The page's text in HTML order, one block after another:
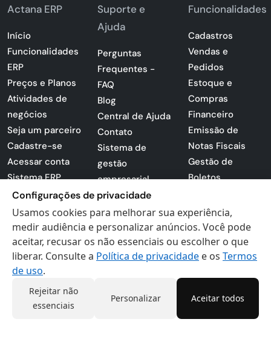
Actana ERP
Início
Funcionalidades
ERP
Preços e Planos
Atividades de
negócios
Seja um parceiro
Cadastre-se
Acessar conta
Sistema ERP
Apresentação
PDF
Loja -
Certificados
Digitais
Suporte e
Ajuda
Perguntas
Frequentes -
FAQ
Blog
Central de Ajuda
Contato
Sistema de
gestão
empresarial
Sistema para
lojas
Preferências de
cookies
Politica de
Funcionalidades
Cadastros
Vendas e
Pedidos
Estoque e
Compras
Financeiro
Emissão de
Notas Fiscais
Gestão de
Boletos
Configurações de privacidade
Usamos cookies para melhorar sua experiência,
medir audiência e personalizar anúncios. Você pode
aceitar, recusar os não essenciais ou escolher o que
liberar. Consulte a Política de privacidade e os Termos
de uso.
Rejeitar não
essenciais
Personalizar Aceitar todos